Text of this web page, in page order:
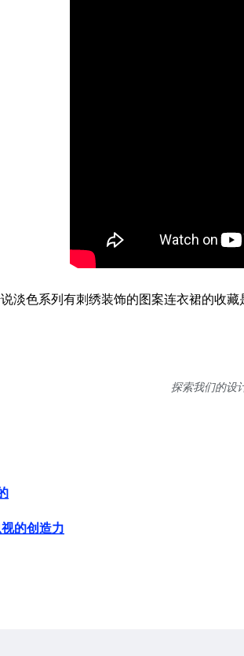
淡色系列有刺绣装饰的图案连衣裙的收
探索我们的设
的创造力